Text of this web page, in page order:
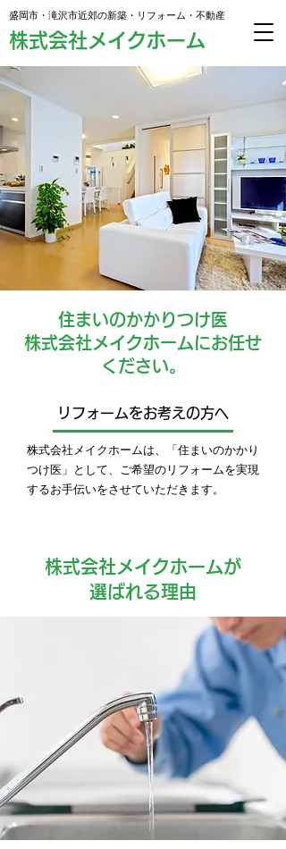
盛岡市・滝沢市近郊の新築・リフォーム・不動産
株式会社メイクホーム
住まいのかかりつけ医
株式会社メイクホームにお任せ
ください。
リフォームをお考えの方へ
株式会社メイクホームは、「住まいのかかり
つけ医」として、ご希望のリフォームを実現
するお手伝いをさせていただきます。
株式会社メイクホームが
選ばれる理由